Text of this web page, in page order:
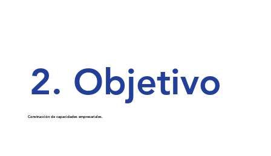
2. Objetivo
Construcción de capacidades empresariales.